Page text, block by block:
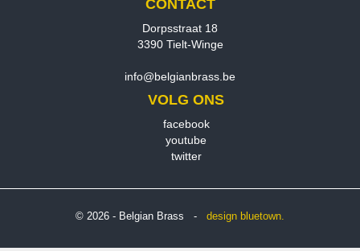
CONTACT
Dorpsstraat 18
3390 Tielt-Winge
info@belgianbrass.be
VOLG ONS
facebook
youtube
twitter
© 2026 - Belgian Brass - design bluetown.